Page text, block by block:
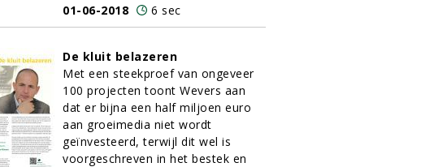
01-06-2018
6 sec
De kluit belazeren
Met een steekproef van ongeveer
100 projecten toont Wevers aan
dat er bijna een half miljoen euro
aan groeimedia niet wordt
geïnvesteerd, terwijl dit wel is
voorgeschreven in het bestek en